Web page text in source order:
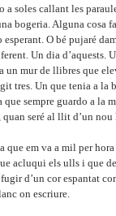
a soles callant les
bogeria. Alguna cosa
O bé pujaré
Un dia d’aquests.
un mur de llibres que
tres. Un que tenia a la
sempre guardo a la
seré al llit d’un
que em va a mil per
acluqui els ulls i que
d’un cor espantat
on escriure.